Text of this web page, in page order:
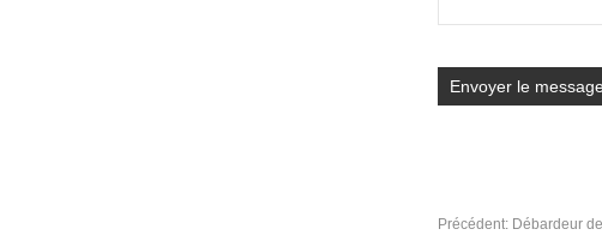
Précédent: Débardeur